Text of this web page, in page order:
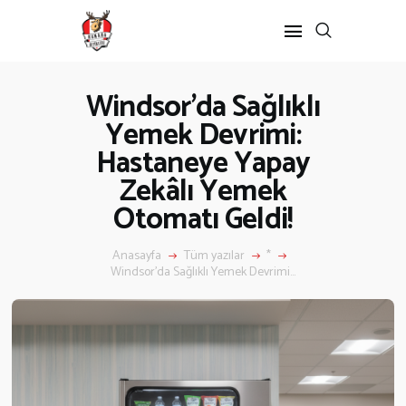
Windsor’da Sağlıklı
Yemek Devrimi:
Hastaneye Yapay
Zekâlı Yemek
Otomatı Geldi!
Anasayfa Tüm yazılar *
Windsor’da Sağlıklı Yemek Devrimi...
ANASAYFA
Kanada’da Eğitim
Göçmenlik